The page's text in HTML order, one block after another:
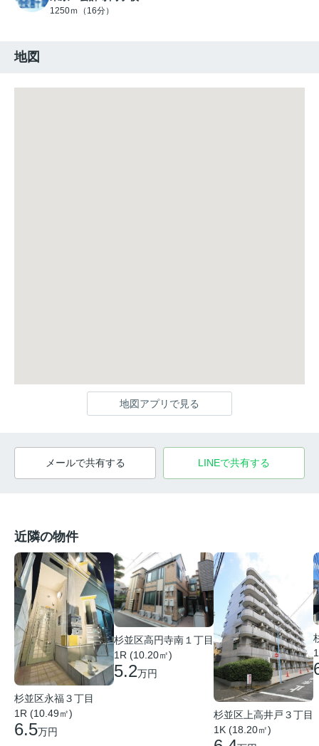
1250ｍ（16分）
地図
地図アプリで見る
メールで共有する LINEで共有する
近隣の物件
杉並区永福３丁目
1R (10.49㎡)
6.5万円
杉並区高円寺南１丁目
1R (10.20㎡)
5.2万円
杉並区上高井戸３丁目
1K (18.20㎡)